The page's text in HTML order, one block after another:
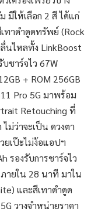
มีให้เลือก 2 สี ได้แก่
ทาดำดูดทรัพย์ (Rock
นไหลทั้ง LinkBoost
ชาร์จไว 67W
+ ROM 256GB
Pro 5G มาพร้อม
Retouching ที่
ม่ว่าจะเป็น ดวงตา
ยเป๊ะไม่ง้อแอปฯ
รองรับการชาร์จไว
ภายใน 28 นาที มาใน
และสีเทาดำดูด
วางจำหน่ายราคา